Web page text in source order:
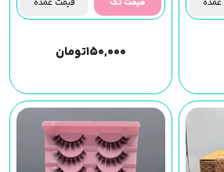
۱۵۰,۰۰۰تومان